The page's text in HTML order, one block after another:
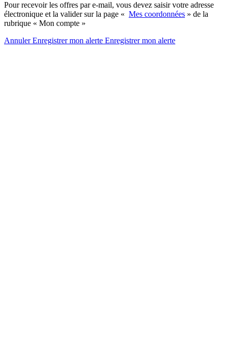
Pour recevoir les offres par e-mail, vous devez saisir votre adresse
électronique et la valider sur la page « Mes coordonnées » de la
rubrique « Mon compte »
AnnulerEnregistrer mon alerte Enregistrermon alerte